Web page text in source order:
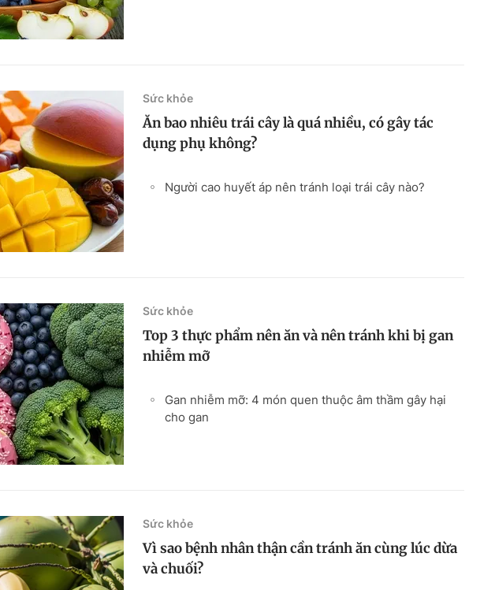
Sức khỏe
Ăn bao nhiêu trái cây là quá nhiều, có gây tác
dụng phụ không?
Người cao huyết áp nên tránh loại trái cây nào?
Sức khỏe
Top 3 thực phẩm nên ăn và nên tránh khi bị gan
nhiễm mỡ
Gan nhiễm mỡ: 4 món quen thuộc âm thầm gây hại
cho gan
Sức khỏe
Vì sao bệnh nhân thận cần tránh ăn cùng lúc dừa
và chuối?